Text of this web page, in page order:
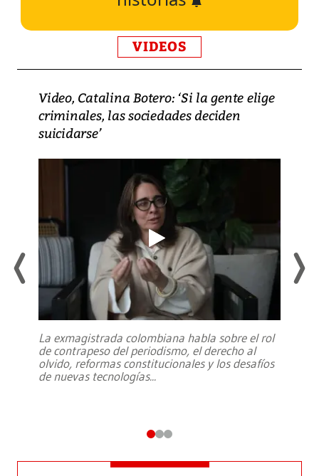
VIDEOS
Video, Catalina Botero: ‘Si la gente elige
criminales, las sociedades deciden
suicidarse’
La exmagistrada colombiana habla sobre el rol
de contrapeso del periodismo, el derecho al
olvido, reformas constitucionales y los desafíos
de nuevas tecnologías...